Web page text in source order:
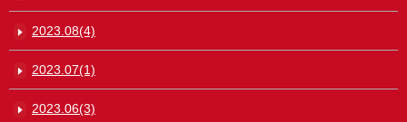
2023.08(4)
2023.07(1)
2023.06(3)